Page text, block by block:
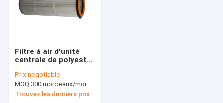
Filtre à air d'unité
centrale de polyester
compresseur 1
micron
Prix:negotiable
MOQ:300 morceaux/morceaux (Min. Order)
Trouvez les derniers prix